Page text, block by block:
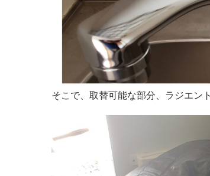
そこで、取替可能な部分、ラジエン